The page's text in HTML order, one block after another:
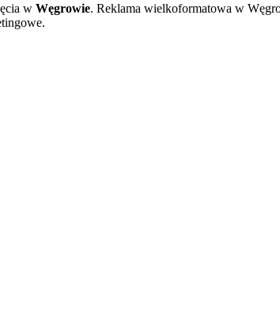
w Węgrowie. Reklama wielkoformatowa w